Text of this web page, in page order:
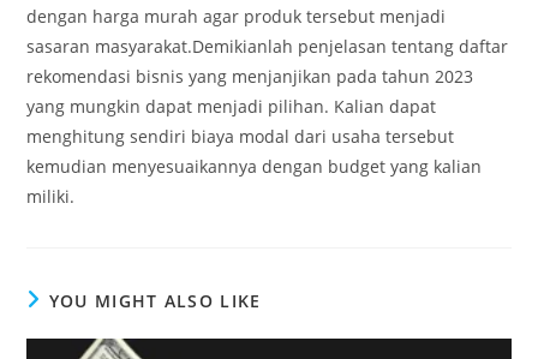
dengan harga murah agar produk tersebut menjadi
sasaran masyarakat.Demikianlah penjelasan tentang daftar
rekomendasi bisnis yang menjanjikan pada tahun 2023
yang mungkin dapat menjadi pilihan. Kalian dapat
menghitung sendiri biaya modal dari usaha tersebut
kemudian menyesuaikannya dengan budget yang kalian
miliki.
YOU MIGHT ALSO LIKE